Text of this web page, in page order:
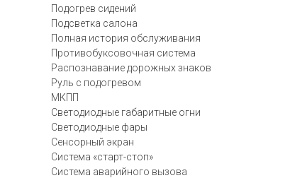
Подогрев сидений
Подсветка салона
Полная история обслуживания
Противобуксовочная система
Распознавание дорожных знаков
Руль с подогревом
МКПП
Светодиодные габаритные огни
Светодиодные фары
Сенсорный экран
Система «старт-стоп»
Система аварийного вызова